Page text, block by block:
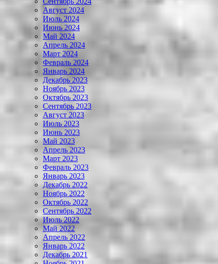
Август 2024
Июль 2024
Июнь 2024
Май 2024
Апрель 2024
Март 2024
Февраль 2024
Январь 2024
Декабрь 2023
Ноябрь 2023
Октябрь 2023
Сентябрь 2023
Август 2023
Июль 2023
Июнь 2023
Май 2023
Апрель 2023
Март 2023
Февраль 2023
Январь 2023
Декабрь 2022
Ноябрь 2022
Октябрь 2022
Сентябрь 2022
Июль 2022
Май 2022
Апрель 2022
Январь 2022
Декабрь 2021